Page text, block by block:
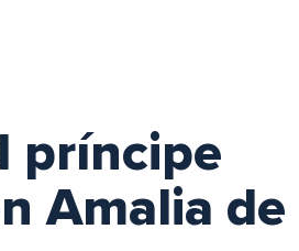
príncipe
Amalia de